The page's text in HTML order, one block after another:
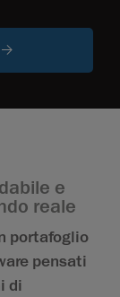
e
reale
portafoglio
pensati
di